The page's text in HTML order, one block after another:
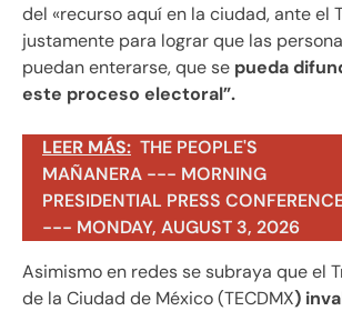
del «recurso aquí en la ciudad, ante el
justamente para lograr que las
puedan enterarse, que se pueda
este proceso electoral”.
LEER MÁS: THE PEOPLE'S
MAÑANERA --- MORNING
PRESIDENTIAL PRESS
--- MONDAY, AUGUST 3, 2026
Asimismo en redes se subraya que el
de la Ciudad de México (TECDMX)